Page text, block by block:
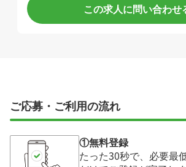
この求人に問い合わせ
ご応募・ご利用の流れ
①無料登録
たった30秒で、必要最